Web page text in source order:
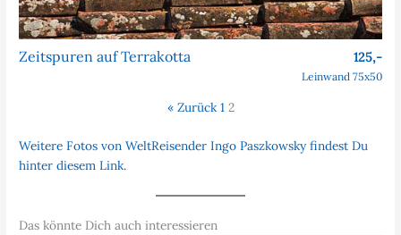
Zeitspuren auf Terrakotta 125,-
Leinwand 75x50
« Zurück 1 2
Weitere Fotos von WeltReisender Ingo Paszkowsky findest Du
hinter diesem Link.
Das könnte Dich auch interessieren